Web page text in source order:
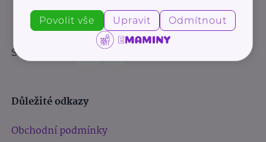
Sledujte nás:
Důležité odkazy
Obchodní podmínky
Povolit vše Upravit Odmítnout